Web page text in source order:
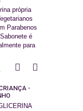
própria
Parabenos
é
para
-